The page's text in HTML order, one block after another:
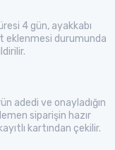
4 gün, ayakkabı
eklenmesi durumunda
adedi ve onayladığın
siparişin hazır
kartından çekilir.